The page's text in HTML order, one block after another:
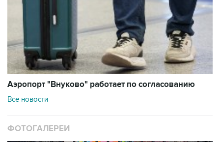
Аэропорт "Внуково" работает по согласованию
Все новости
ФОТОГАЛЕРЕИ